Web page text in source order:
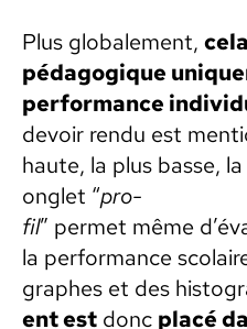
Plus glob­ale­ment,
péd­a­gogique
per­for­mance
devoir ren­du est
haute, la plus basse,
onglet “pro­
fil” per­met même
la per­for­mance
graphes et des
ent est donc placé